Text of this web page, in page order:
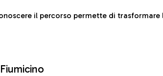
il percorso permette di trasformare